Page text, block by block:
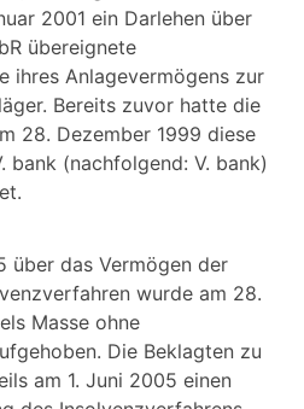
2001 ein Darlehen über
übereignete
ihres Anlagevermögens zur
Bereits zuvor hatte die
28. Dezember 1999 diese
bank (nachfolgend: V. bank)
über das Vermögen der
wurde am 28.
Masse ohne
Die Beklagten zu
am 1. Juni 2005 einen